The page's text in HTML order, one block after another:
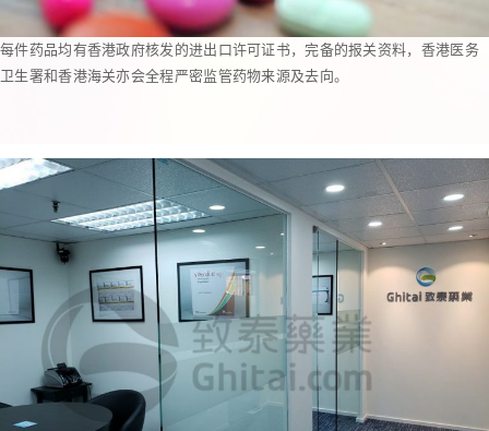
每件药品均有香港政府核发的进出口许可证书，完备的报关资料，香港医务
卫生署和香港海关亦会全程严密监管药物来源及去向。